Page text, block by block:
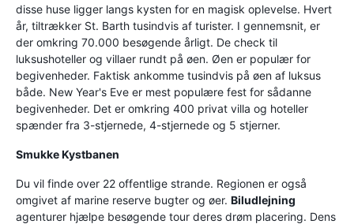
disse huse ligger langs kysten for en magisk oplevelse. Hvert
år, tiltrækker St. Barth tusindvis af turister. I gennemsnit, er
der omkring 70.000 besøgende årligt. De check til
luksushoteller og villaer rundt på øen. Øen er populær for
begivenheder. Faktisk ankomme tusindvis på øen af luksus
både. New Year's Eve er mest populære fest for sådanne
begivenheder. Det er omkring 400 privat villa og hoteller
spænder fra 3-stjernede, 4-stjernede og 5 stjerner.
Smukke Kystbanen
Du vil finde over 22 offentlige strande. Regionen er også
omgivet af marine reserve bugter og øer. Biludlejning
agenturer hjælpe besøgende tour deres drøm placering. Dens